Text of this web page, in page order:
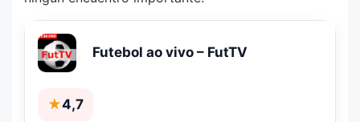
Futebol ao vivo – FutTV
★4,7